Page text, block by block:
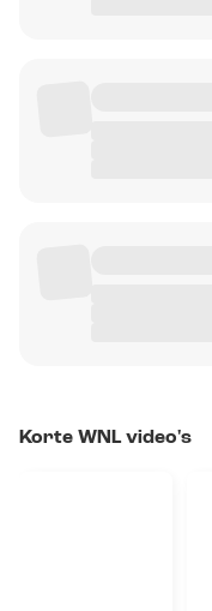
Korte WNL video's